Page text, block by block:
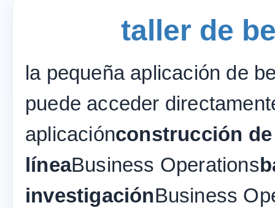
taller de
la pequeña aplicación de
puede acceder
aplicaciónconstrucción
líneaBusiness Operations
investigaciónBusiness